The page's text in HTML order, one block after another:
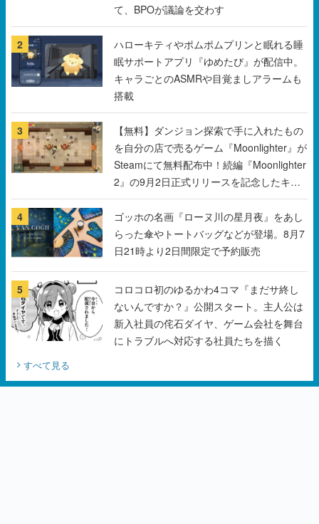
て、BPOが議論を交わす
2
ハローキティやポムポムプリンと眠れる睡
眠サポートアプリ『ゆめたび』が配信中。
キャラごとのASMRや目覚ましアラームも
搭載
3
【無料】ダンジョン探索で手に入れたもの
を自分の店で売るゲーム『Moonlighter』が
Steamにて無料配布中！続編『Moonlighter
2』の9月2日正式リリースを記念したキャ
ンペーン
4
ゴッホの名画『ローヌ川の星月夜』をあし
らった傘やトートバッグなどが登場。8月7
日21時より2日間限定で予約販売
5
コロコロ初のゆるかわ4コマ『まだサ終し
ないんですか？』公開スタート。主人公は
新入社員の侘石ダイヤ、ゲーム会社を舞台
にトラブルへ対応する社員たちを描く
すべて見る